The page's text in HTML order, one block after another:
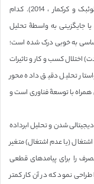
درک میان دانشمندان، سیاستمداران و شهروندان است (لوئبک و کرکمار ، 2014). کدام
جایگزینی به واسطۀ تحلیل
به خوبی درک شده است؛
کسب و کار و تاثیرات
تحلیل دقیق داده محور
با توسعۀ فناوری است و
شدن و تحلیل ابرداده
(یا عدم اشتغال) متغیر
را برای پیامدهای قطعی
نمود که در آن کار کمتر